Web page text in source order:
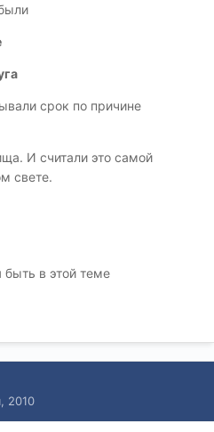
срок по причине
И считали это самой
свете.
в этой теме
2010